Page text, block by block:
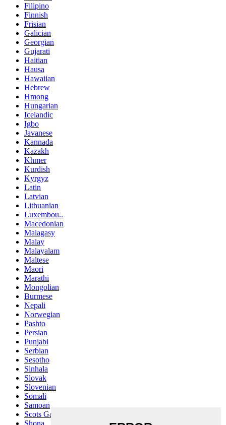
Filipino
Finnish
Frisian
Galician
Georgian
Gujarati
Haitian
Hausa
Hawaiian
Hebrew
Hmong
Hungarian
Icelandic
Igbo
Javanese
Kannada
Kazakh
Khmer
Kurdish
Kyrgyz
Latin
Latvian
Lithuanian
Luxembou..
Macedonian
Malagasy
Malay
Malayalam
Maltese
Maori
Marathi
Mongolian
Burmese
Nepali
Norwegian
Pashto
Persian
Punjabi
Serbian
Sesotho
Sinhala
Slovak
Slovenian
Somali
Samoan
Scots Gaelic
Shona